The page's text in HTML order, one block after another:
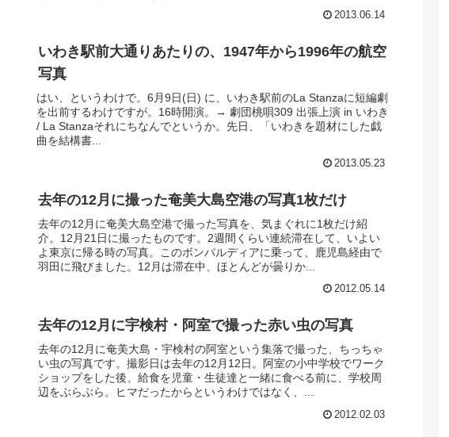
2013.06.14
いわき駅前大通りあたりの、1947年から1996年の航空
写真
はい、というわけで。6月9日(日) に、いわき駅前のLa Stanzaに短編劇
を出前するわけですが。16時開演。→ 劇団桃唄309 出張上演 in いわき
/ La Stanzaそれにちなんでというか。先日、「いわきを題材にした戯
曲を結構書...
2013.05.23
去年の12月に撮った奄美大島空港の写真1枚だけ
去年の12月に奄美大島空港で撮った写真を、気まぐれに1枚だけ紹
介。12月21日に撮ったものです。2週間くらい連続滞在して、いよい
よ東京に帰る時の写真。このボンバルディアに乗って、鹿児島経由で
羽田に飛びました。12月は滞在中、ほとんどが曇りか...
2012.05.14
去年の12月に宇検村・阿室で撮った赤い虫の写真
去年の12月に奄美大島・宇検村の阿室という集落で撮った、ちっちゃ
い虫の写真です。撮影日は去年の12月12日。阿室の小中学校でワーク
ショップをした後、給食を児童・生徒達と一緒に食べる前に、学校周
辺をぶらぶら。ヒマだったからというわけではなく、...
2012.02.03